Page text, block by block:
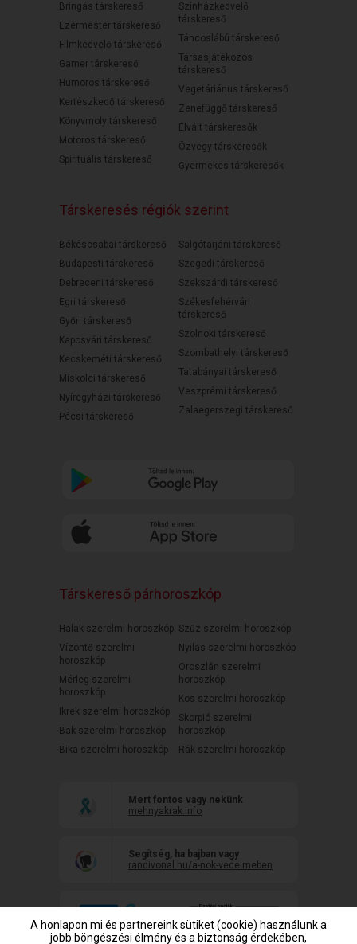
Bringás társkereső
Ezermester társkereső
Filmkedvelő társkereső
Gamer társkereső
Humoros társkereső
Kertészkedő társkereső
Könyvmoly társkereső
Motoros társkereső
Spirituális társkereső
Színházkedvelő
társkereső
Táncoslábú társkereső
Társasjátékozós
társkereső
Vegetáriánus társkereső
Zenefüggő társkereső
Elvált társkeresők
Özvegy társkeresők
Gyermekes társkeresők
Társkeresés régiók szerint
Békéscsabai társkereső
Budapesti társkereső
Debreceni társkereső
Egri társkereső
Győri társkereső
Kaposvári társkereső
Kecskeméti társkereső
Miskolci társkereső
Nyíregyházi társkereső
Pécsi társkereső
Salgótarjáni társkereső
Szegedi társkereső
Szekszárdi társkereső
Székesfehérvári
társkereső
Szolnoki társkereső
Szombathelyi társkereső
Tatabányai társkereső
Veszprémi társkereső
Zalaegerszegi társkereső
Társkereső párhoroszkóp
Halak szerelmi horoszkóp
Vízöntő szerelmi
horoszkóp
Mérleg szerelmi
horoszkóp
Ikrek szerelmi horoszkóp
Bak szerelmi horoszkóp
Bika szerelmi horoszkóp
Szűz szerelmi horoszkóp
Nyilas szerelmi horoszkóp
Oroszlán szerelmi
horoszkóp
Kos szerelmi horoszkóp
Skorpió szerelmi
horoszkóp
Rák szerelmi horoszkóp
Mert fontos vagy nekünk
mehnyakrak.info
Segítség, ha bajban vagy
randivonal.hu/a-nok-vedelmeben
A honlapon mi és partnereink sütiket (cookie) használunk a
jobb böngészési élmény és a biztonság érdekében,